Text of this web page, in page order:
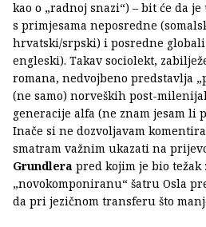
kao o „radnoj snazi“) – bit će da
s primjesama neposredne
hrvatski/srpski) i posredne
engleski). Takav sociolekt,
romana, nedvojbeno predstavlja
(ne samo) norveških post-
generacije alfa (ne znam jesam li
Inače si ne dozvoljavam
smatram važnim ukazati na
Grundlera pred kojim je bio težak
„novokomponiranu“ šatru Osla
da pri jezičnom transferu što